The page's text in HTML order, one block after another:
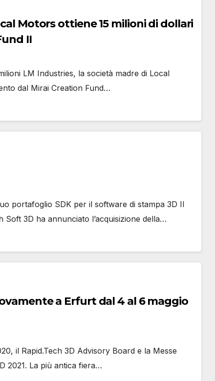
Motors ottiene 15 milioni di dollari
II
LM Industries, la società madre di Local
dal Mirai Creation Fund…
portafoglio SDK per il software di stampa 3D Il
3D ha annunciato l’acquisizione della…
a Erfurt dal 4 al 6 maggio
il Rapid.Tech 3D Advisory Board e la Messe
2021. La più antica fiera…